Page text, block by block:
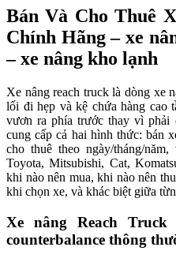
Bán Và Cho Thuê
Chính Hãng – xe
– xe nâng kho lạnh
Xe nâng reach truck là dòng xe
lối đi hẹp và kệ chứa hàng cao
vươn ra phía trước thay vì phải
cung cấp cả hai hình thức: bán
cho thuê theo ngày/tháng/
Toyota, Mitsubishi, Cat,
khi nào nên mua, khi nào nên
khi chọn xe, và khác biệt giữa
Xe nâng Reach
counterbalance thông